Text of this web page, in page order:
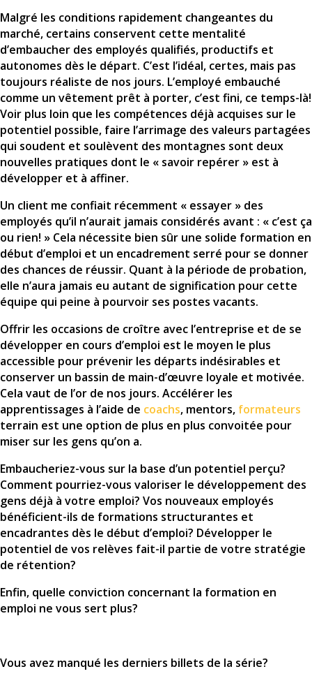
Malgré les conditions rapidement changeantes du
marché, certains conservent cette mentalité
d’embaucher des employés qualifiés, productifs et
autonomes dès le départ. C’est l’idéal, certes, mais pas
toujours réaliste de nos jours. L’employé embauché
comme un vêtement prêt à porter, c’est fini, ce temps-là!
Voir plus loin que les compétences déjà acquises sur le
potentiel possible, faire l’arrimage des valeurs partagées
qui soudent et soulèvent des montagnes sont deux
nouvelles pratiques dont le « savoir repérer » est à
développer et à affiner.
Un client me confiait récemment « essayer » des
employés qu’il n’aurait jamais considérés avant : « c’est ça
ou rien! » Cela nécessite bien sûr une solide formation en
début d’emploi et un encadrement serré pour se donner
des chances de réussir. Quant à la période de probation,
elle n’aura jamais eu autant de signification pour cette
équipe qui peine à pourvoir ses postes vacants.
Offrir les occasions de croître avec l’entreprise et de se
développer en cours d’emploi est le moyen le plus
accessible pour prévenir les départs indésirables et
conserver un bassin de main-d’œuvre loyale et motivée.
Cela vaut de l’or de nos jours. Accélérer les
apprentissages à l’aide de coachs, mentors, formateurs
terrain est une option de plus en plus convoitée pour
miser sur les gens qu’on a.
Embaucheriez-vous sur la base d’un potentiel perçu?
Comment pourriez-vous valoriser le développement des
gens déjà à votre emploi? Vos nouveaux employés
bénéficient-ils de formations structurantes et
encadrantes dès le début d’emploi? Développer le
potentiel de vos relèves fait-il partie de votre stratégie
de rétention?
Enfin, quelle conviction concernant la formation en
emploi ne vous sert plus?
Vous avez manqué les derniers billets de la série?